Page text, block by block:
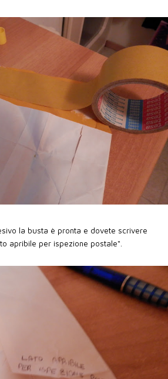
la busta è pronta e dovete scrivere
apribile per ispezione postale".